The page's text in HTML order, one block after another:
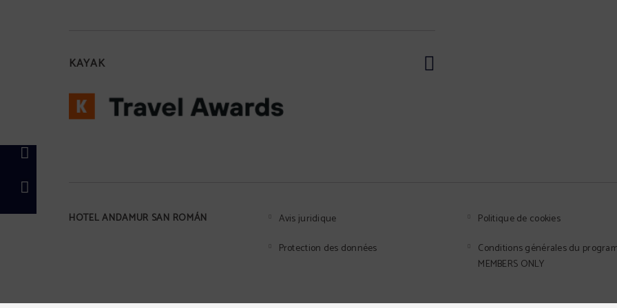
KAYAK
HOTEL ANDAMUR SAN ROMÁN Avis juridique
Politique de cookies
Protection des données
Conditions générales du
MEMBERS ONLY